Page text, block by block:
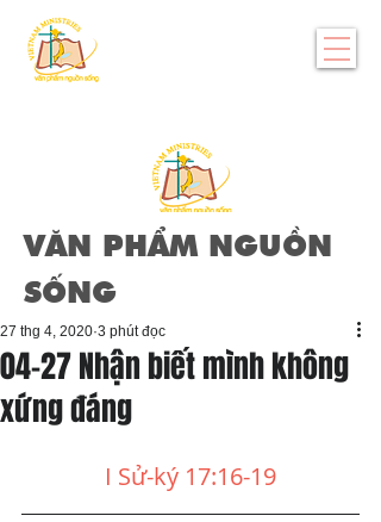
VĂN PHẨM NGUỒN
SỐNG
04-27 Nhận biết mình không
xứng đáng
27 thg 4, 2020 3 phút đọc
I Sử-ký 17:16-19